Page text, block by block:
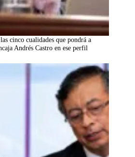
cinco cualidades que pondrá a
Andrés Castro en ese perfil